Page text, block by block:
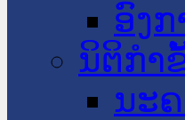
ອົງ
ນິຕິກໍາ
ນະ​